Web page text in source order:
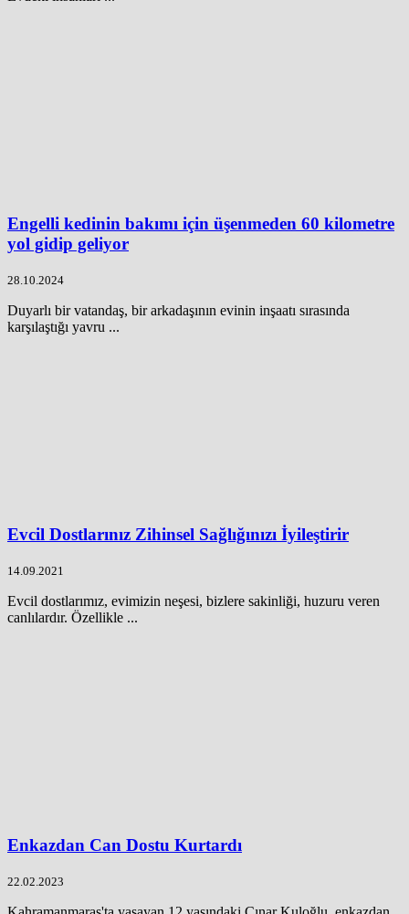
Engelli kedinin bakımı için üşenmeden 60 kilometre
yol gidip geliyor
28.10.2024
Duyarlı bir vatandaş, bir arkadaşının evinin inşaatı sırasında
karşılaştığı yavru ...
Evcil Dostlarınız Zihinsel Sağlığınızı İyileştirir
14.09.2021
Evcil dostlarımız, evimizin neşesi, bizlere sakinliği, huzuru veren
canlılardır. Özellikle ...
Enkazdan Can Dostu Kurtardı
22.02.2023